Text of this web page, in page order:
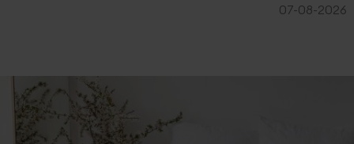
07-08-2026